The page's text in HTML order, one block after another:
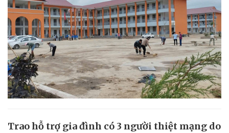
Trao hỗ trợ gia đình có 3 người thiệt mạng do